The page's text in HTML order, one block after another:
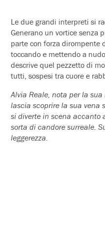
Le due grandi interpreti si
Generano un vortice senza
parte con forza dirompen­te
toccando e mettendo a
descrive quel pezzetto di
tutti, sospesi tra cuore e
Alvia Reale, nota per la
lascia scoprire la sua vena
si diverte in scena accanto
sorta di candore surreale.
leggerezza.